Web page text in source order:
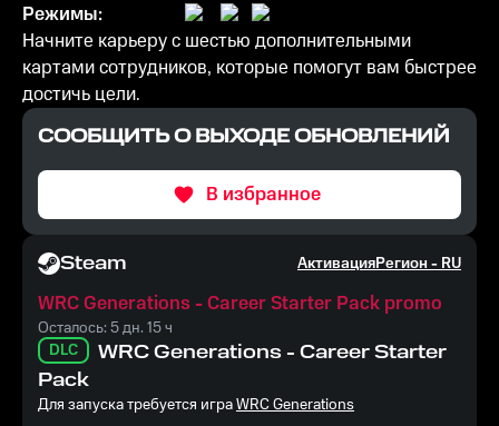
Режимы:
Начните карьеру с шестью дополнительными
картами сотрудников, которые помогут вам быстрее
достичь цели.
СООБЩИТЬ О ВЫХОДЕ ОБНОВЛЕНИЙ
В избранное
Steam АктивацияРегион -RU
WRC Generations - Career Starter Pack promo
Осталось: 5 дн. 15 ч
DLC
WRC Generations - Career Starter
Pack
Для запуска требуется играWRC Generations